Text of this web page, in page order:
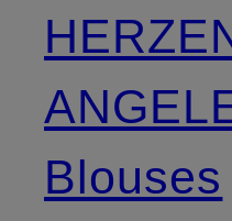
Blouses